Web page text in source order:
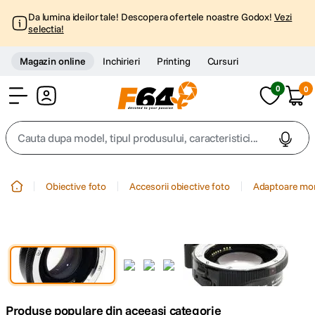
Da lumina ideilor tale! Descopera ofertele noastre Godox! Vezi
selectia!
Magazin online Inchirieri Printing Cursuri
0 0
Cauta dupa model, tipul produsului, caracteristici...
2. trepied
3 . trepied telefon
4. peak design
Obiective foto Accesorii obiective foto Adaptoare
Produse populare din aceeasi categorie